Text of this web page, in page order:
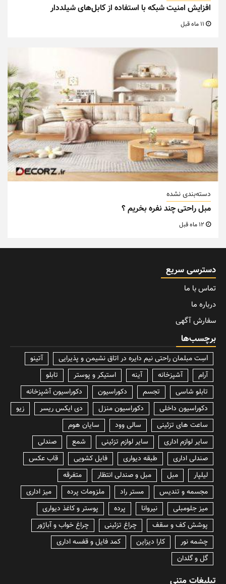
افزایش امنیت شبکه با استفاده از کابل‌های شیلددار
دسته‌بندی نشده
مبل راحتی چند نفره بخریم ؟
دسترسی سریع
تماس با ما
درباره ما
سفارش آگهی
برچسب‌ها
lسِت مبلمان راحتی نیم دایره در اتاق نشیمن و پذیرایی
آتینو
آرام
آشپزخانه آینه استیکر و پوستر
تابلو
تابلو شاسی
تجسم دکوراسیون
دکوراسیون آشپزخانه
دکوراسیون داخلی
دکوراسیون منزل دی ایکس ریسر
زیو
ساعت های تزئینی
سالی وود
سایان هوم
سایر لوازم اداری
سایر لوازم تزئینی شمع
صندلی
صندلی اداری
طبقه دیواری فایل کشویی
قاب عکس
لیلپار
مبل مبل و صندلی انتظار
متفرقه
مجسمه و تندیس
مستر راد ملزومات پرده
میز اداری
میز جلومبلی
نیروانا پرده
پوستر و کاغذ دیواری
پوشش کف و سقف
چراغ تزئینی
چراغ خواب و آباژور
چشمه نور
کارا دیزاین
کمد فایل و قفسه اداری
گل و گلدان
تبلیغات متنی